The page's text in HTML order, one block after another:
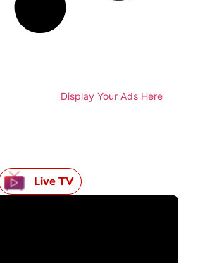
Display Your Ads Here
Live TV